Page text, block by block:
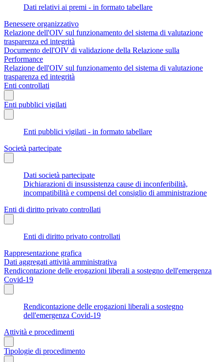
Dati relativi ai premi - in formato tabellare
Benessere organizzativo
Relazione dell'OIV sul funzionamento del sistema di valutazione
trasparenza ed integrità
Documento dell'OIV di validazione della Relazione sulla
Performance
Relazione dell'OIV sul funzionamento del sistema di valutazione
trasparenza ed integrità
Enti controllati
Enti pubblici vigilati
Enti pubblici vigilati - in formato tabellare
Società partecipate
Dati società partecipate
Dichiarazioni di insussistenza cause di inconferibilità,
incompatibilità e compensi del consiglio di amministrazione
Enti di diritto privato controllati
Enti di diritto privato controllati
Rappresentazione grafica
Dati aggregati attività amministrativa
Rendicontazione delle erogazioni liberali a sostegno dell'emergenza
Covid-19
Rendicontazione delle erogazioni liberali a sostegno
dell'emergenza Covid-19
Attività e procedimenti
Tipologie di procedimento